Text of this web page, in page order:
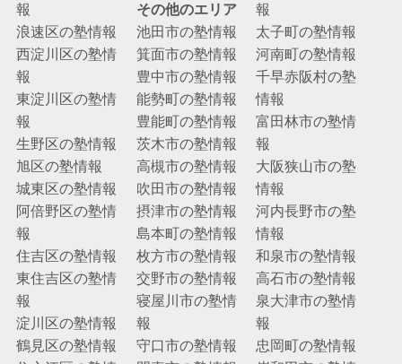
報
浪速区の塾情報
西淀川区の塾情
報
東淀川区の塾情
報
生野区の塾情報
旭区の塾情報
城東区の塾情報
阿倍野区の塾情
報
住吉区の塾情報
東住吉区の塾情
報
淀川区の塾情報
鶴見区の塾情報
その他のエリア
池田市の塾情報
箕面市の塾情報
豊中市の塾情報
能勢町の塾情報
豊能町の塾情報
茨木市の塾情報
高槻市の塾情報
吹田市の塾情報
摂津市の塾情報
島本町の塾情報
枚方市の塾情報
交野市の塾情報
寝屋川市の塾情
報
守口市の塾情報
報
太子町の塾情報
河南町の塾情報
千早赤阪村の塾
情報
富田林市の塾情
報
大阪狭山市の塾
情報
河内長野市の塾
情報
和泉市の塾情報
高石市の塾情報
泉大津市の塾情
報
忠岡町の塾情報